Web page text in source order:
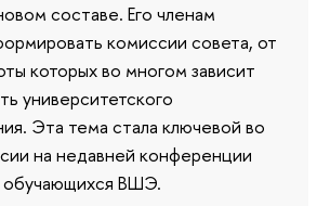
составе. Его членам
комиссии совета, от
которых во многом зависит
университетского
Эта тема стала ключевой во
на недавней конференции
обучающихся ВШЭ.